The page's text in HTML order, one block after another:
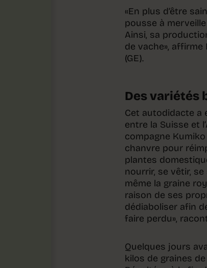
«En plus d’être
pousse à
Ainsi, sa
de vache»,
(GE).
Des variétés
Cet autodidacte a
entre la Suisse et
compagne
chanvre pour
plantes
nourrir, se vêtir,
même la graine
raison de ses
dédiaboliser afin
faire perdu»,
Quelques jours
kilos de graines